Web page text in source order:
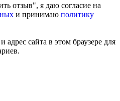
отзыв", я даю согласие на
и принимаю политику
сайта в этом браузере для